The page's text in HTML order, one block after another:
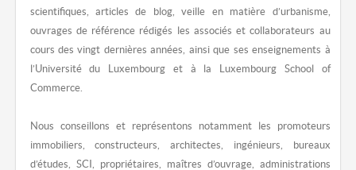
scientifiques, articles de blog, veille en matière d’urbanisme,
ouvrages de référence rédigés les associés et collaborateurs au
cours des vingt dernières années, ainsi que ses enseignements à
l’Université du Luxembourg et à la Luxembourg School of
Commerce.
Nous conseillons et représentons notamment les promoteurs
immobiliers, constructeurs, architectes, ingénieurs, bureaux
d’études, SCI, propriétaires, maîtres d’ouvrage, administrations